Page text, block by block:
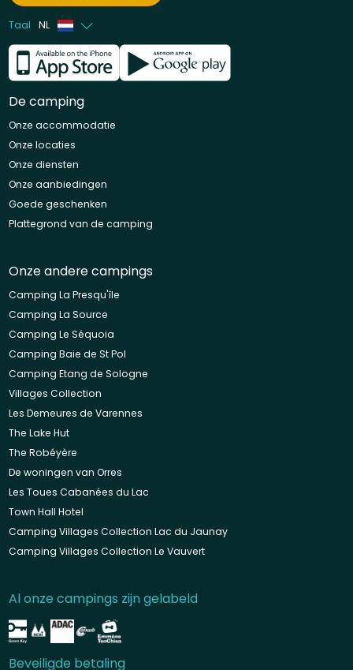
Taal NL
Frans
Engels
De camping
Onze accommodatie
Onze locaties
Onze diensten
Onze aanbiedingen
Goede geschenken
Plattegrond van de camping
Onze andere campings
Camping La Presqu'île
Camping La Source
Camping Le Séquoia
Camping Baie de St Pol
Camping Etang de Sologne
Villages Collection
Les Demeures de Varennes
The Lake Hut
The Robéyère
De woningen van Orres
Les Toues Cabanées du Lac
Town Hall Hotel
Camping Villages Collection Lac du Jaunay
Camping Villages Collection Le Vauvert
Al onze campings zijn gelabeld
Beveiligde betaling